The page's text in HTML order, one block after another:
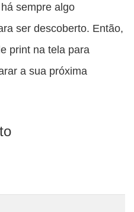
sempre algo
ser descoberto. Então,
print na tela para
a sua próxima